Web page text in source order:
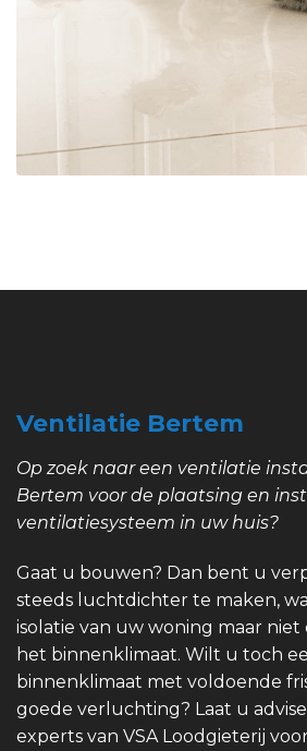
Ventilatie Bertem
Op zoek naar een ventilatie
Bertem voor de plaatsing en
ventilatiesysteem in uw huis?
Gaat u bouwen? Dan bent u
steeds luchtdichter te maken,
isolatie van uw woning maar niet
het binnenklimaat. Wilt u toch
binnenklimaat met voldoende
goede verluchting? Laat u
experts van VSA Loodgieterij